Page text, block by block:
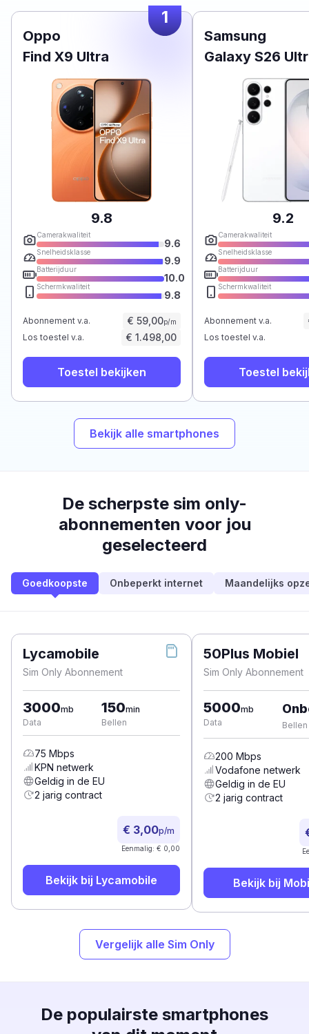
1
Oppo
Find X9 Ultra
9.8
Camerakwaliteit
9.6
Snelheidsklasse
9.9
Batterijduur
10.0
Schermkwaliteit
9.8
Abonnement v.a. € 59,00p/m
Los toestel v.a. € 1.498,00
Toestel bekijken
Samsung
Galaxy S26
9.2
Camerakwaliteit
Snelheidsklasse
Batterijduur
Schermkwaliteit
Abonnement v.a.
Los toestel v.a.
Toestel
Bekijk alle smartphones
De scherpste sim only-
abonnementen voor jou
geselecteerd
Goedkoopste Onbeperkt internet Maandelijks
Lycamobile
Sim Only Abonnement
3000mb
Data
150min
Bellen
75 Mbps
KPN netwerk
Geldig in de EU
2 jarig contract
€ 3,00p/m
Eenmalig: € 0,00
Bekijk bij Lycamobile
50Plus Mobiel
Sim Only Abonnement
5000mb
Data
Bellen
200 Mbps
Vodafone netwerk
Geldig in de EU
2 jarig contract
Bekijk bij
Vergelijk alle Sim Only
De populairste smartphones